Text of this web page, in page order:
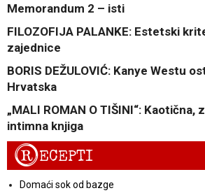
Memorandum 2 – isti
FILOZOFIJA PALANKE: Estetski
zajednice
BORIS DEŽULOVIĆ: Kanye Westu
Hrvatska
„MALI ROMAN O TIŠINI“: Kaotična,
intimna knjiga
RECEPTI
Domaći sok od bazge